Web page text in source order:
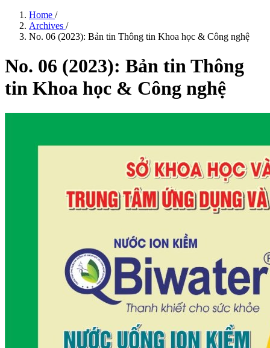
Home /
Archives /
No. 06 (2023): Bản tin Thông tin Khoa học & Công nghệ
No. 06 (2023): Bản tin Thông
tin Khoa học & Công nghệ